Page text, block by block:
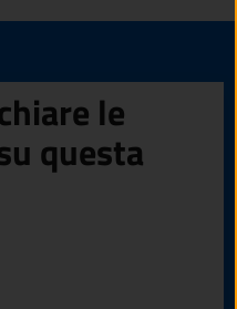
le
questa